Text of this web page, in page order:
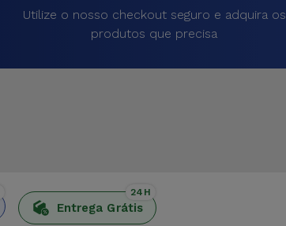
Utilize o nosso checkout seguro e adquira os
produtos que precisa
Entrega Grátis
24H